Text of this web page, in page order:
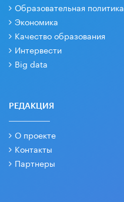
Образовательная политика
Экономика
Качество образования
Интервести
Big data
РЕДАКЦИЯ
О проекте
Контакты
Партнеры